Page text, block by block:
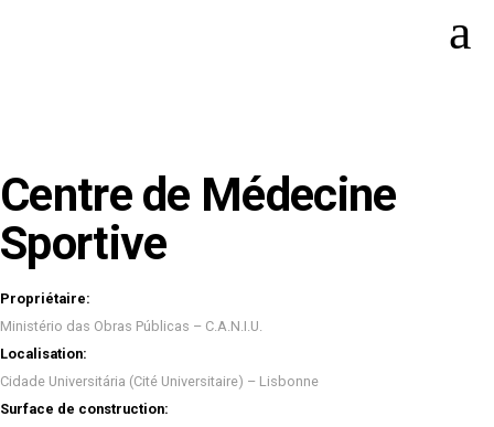
Centre de Médecine
Sportive
Propriétaire:
Ministério das Obras Públicas – C.A.N.I.U.
Localisation:
Cidade Universitária (Cité Universitaire) – Lisbonne
Surface de construction: